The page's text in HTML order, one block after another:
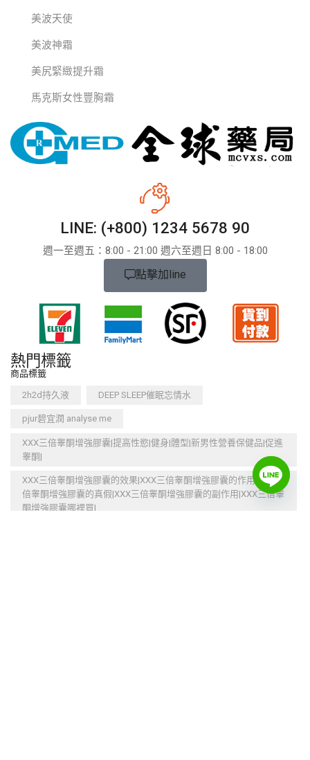
美波天使
美波神霜
美尻緊緻提升霜
馬克斯女性豐胸霜
LINE: (+800) 1234 5678 90
週一至週五：8:​​00 - 21:00 週六至週日 8:00 - 18:00
點擊加line
熱門標籤
商品標籤
2h2d持久液 DEEP SLEEP催眠忘情水
pjur碧宜潤 analyse me
XXX三倍睾酮增強膠囊|提高性慾|健身|體型|新男性營養保健品|促進
睾酮|
XXX三倍睾酮增強膠囊的效果|XXX三倍睾酮增強膠囊的作用|XXX三
倍睾酮增強膠囊的真假|XXX三倍睾酮增強膠囊的副作用|XXX三倍睾
酮增強膠囊哪裡買|